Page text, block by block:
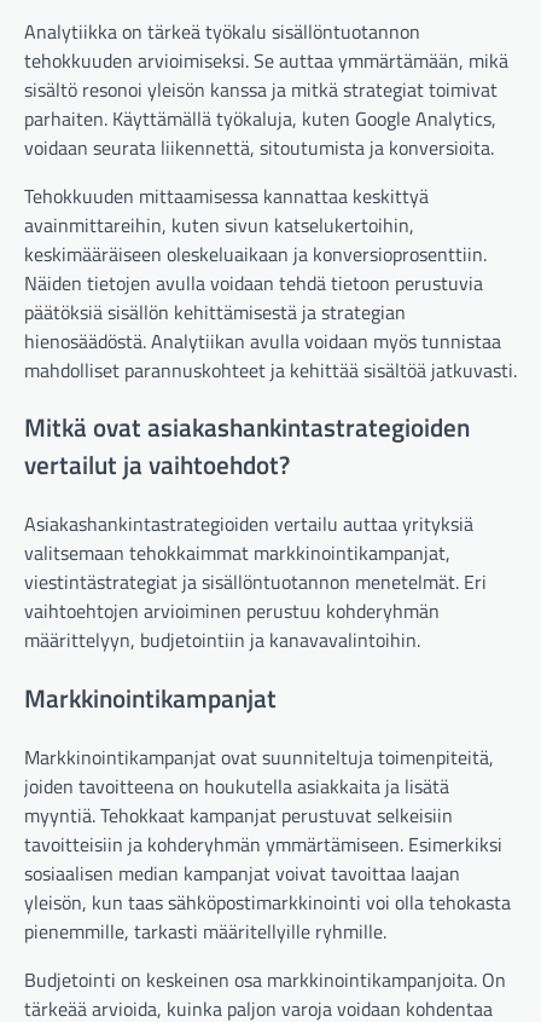
Analytiikka on tärkeä työkalu sisällöntuotannon
tehokkuuden arvioimiseksi. Se auttaa ymmärtämään, mikä
sisältö resonoi yleisön kanssa ja mitkä strategiat toimivat
parhaiten. Käyttämällä työkaluja, kuten Google Analytics,
voidaan seurata liikennettä, sitoutumista ja konversioita.
Tehokkuuden mittaamisessa kannattaa keskittyä
avainmittareihin, kuten sivun katselukertoihin,
keskimääräiseen oleskeluaikaan ja konversioprosenttiin.
Näiden tietojen avulla voidaan tehdä tietoon perustuvia
päätöksiä sisällön kehittämisestä ja strategian
hienosäädöstä. Analytiikan avulla voidaan myös tunnistaa
mahdolliset parannuskohteet ja kehittää sisältöä jatkuvasti.
Mitkä ovat asiakashankintastrategioiden
vertailut ja vaihtoehdot?
Asiakashankintastrategioiden vertailu auttaa yrityksiä
valitsemaan tehokkaimmat markkinointikampanjat,
viestintästrategiat ja sisällöntuotannon menetelmät. Eri
vaihtoehtojen arvioiminen perustuu kohderyhmän
määrittelyyn, budjetointiin ja kanavavalintoihin.
Markkinointikampanjat
Markkinointikampanjat ovat suunniteltuja toimenpiteitä,
joiden tavoitteena on houkutella asiakkaita ja lisätä
myyntiä. Tehokkaat kampanjat perustuvat selkeisiin
tavoitteisiin ja kohderyhmän ymmärtämiseen. Esimerkiksi
sosiaalisen median kampanjat voivat tavoittaa laajan
yleisön, kun taas sähköpostimarkkinointi voi olla tehokasta
pienemmille, tarkasti määritellyille ryhmille.
Budjetointi on keskeinen osa markkinointikampanjoita. On
tärkeää arvioida, kuinka paljon varoja voidaan kohdentaa